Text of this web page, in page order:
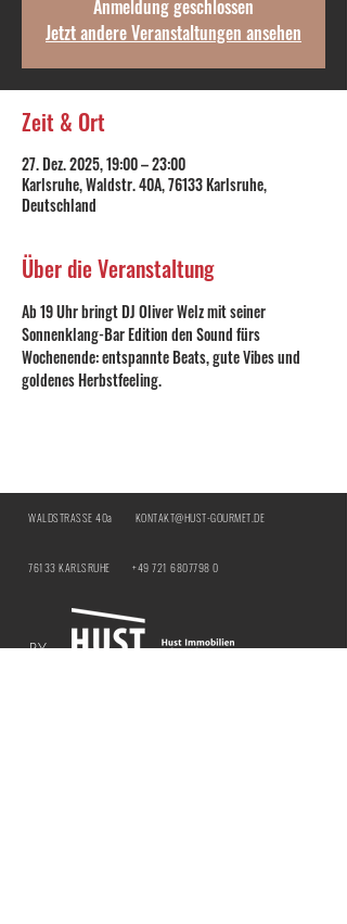
Anmeldung geschlossen
Jetzt andere Veranstaltungen ansehen
Zeit & Ort
27. Dez. 2025, 19:00 – 23:00
Karlsruhe, Waldstr. 40A, 76133 Karlsruhe,
Deutschland
Über die Veranstaltung
Ab 19 Uhr bringt DJ Oliver Welz mit seiner
Sonnenklang-Bar Edition den Sound fürs
Wochenende: entspannte Beats, gute Vibes und
goldenes Herbstfeeling.
WALDSTRASSE 40a KONTAKT@HUST-GOURMET.DE
76133 KARLSRUHE +49 721 6807798 0
BY: